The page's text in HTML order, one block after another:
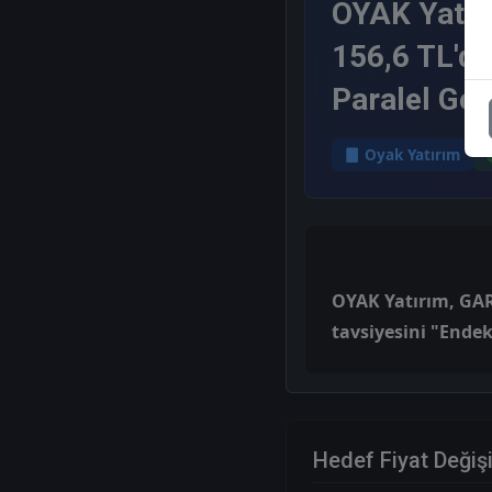
OYAK
156,6
Paralel
Oyak Yatırım
OYAK Yatırım,
tavsiyesini
Hedef Fiyat